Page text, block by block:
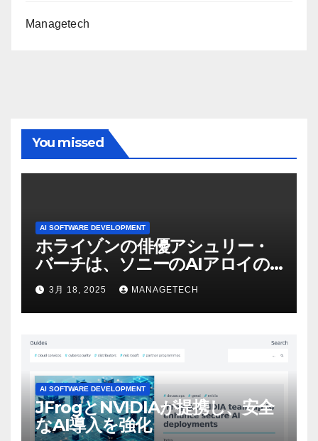
Managetech
You missed
AI SOFTWARE DEVELOPMENT
ホライゾンの俳優アシュリー・
バーチは、ソニーのAIアロイの
ビデオを見て「ゲームパフォー
マンスという芸術形式に不安を
感じた」と語る – IGN
3月 18, 2025 MANAGETECH
AI SOFTWARE DEVELOPMENT
JFrogとNVIDIAが提携し、安全
なAI導入を強化